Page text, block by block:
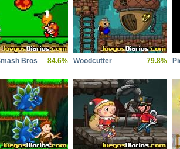
Bros 84.6% Woodcutter 79.8%